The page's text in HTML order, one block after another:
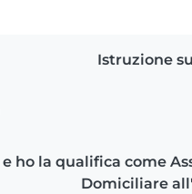
Istruzione
ho la qualifica come
Domiciliare